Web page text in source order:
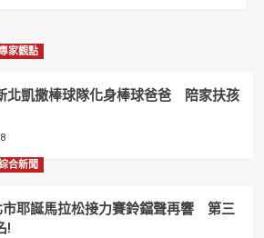
家觀點
北凱撒棒球隊化身棒球爸爸 陪家扶孩
合新聞
耶誕馬拉松接力賽鈴鐺聲再響 第三
!